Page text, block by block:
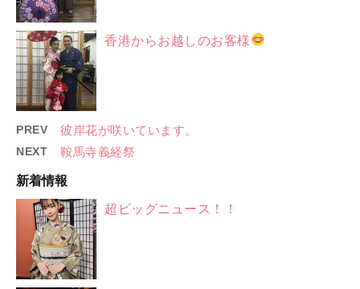
香港からお越しのお客様
PREV 彼岸花が咲いています。
NEXT 鞍馬寺義経祭
新着情報
超ビッグニュース！！